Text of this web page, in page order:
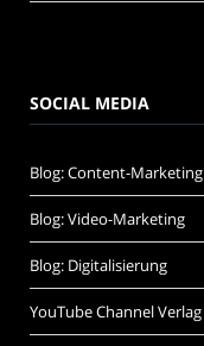
SOCIAL MEDIA
Blog: Content-Marketing
Blog: Video-Marketing
Blog: Digitalisierung
YouTube Channel Verlag